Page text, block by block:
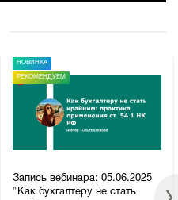
НОВИНКА
РЕКОМЕНДУЕМ
Запись вебинара: 05.06.2025
"Как бухгалтеру не стать